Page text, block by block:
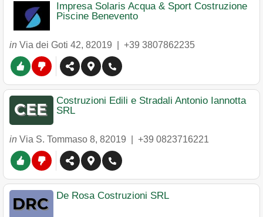
Impresa Solaris Acqua & Sport Costruzione
Piscine Benevento
in Via dei Goti 42, 82019 +39 3807862235
Costruzioni Edili e Stradali Antonio Iannotta
SRL
in Via S. Tommaso 8, 82019 +39 0823716221
De Rosa Costruzioni SRL